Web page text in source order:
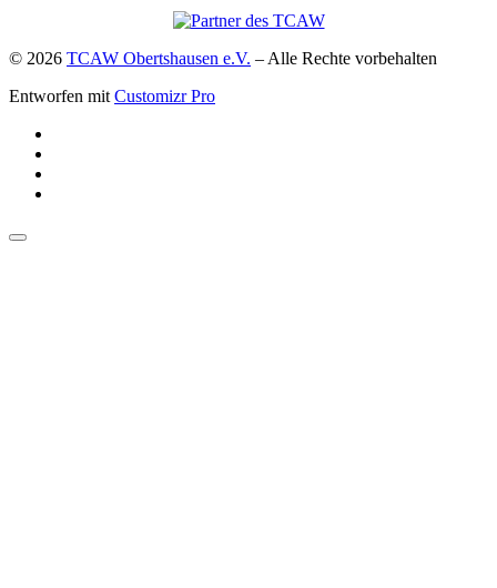
© 2026 TCAW Obertshausen e.V. – Alle Rechte vorbehalten
Entworfen mit Customizr Pro